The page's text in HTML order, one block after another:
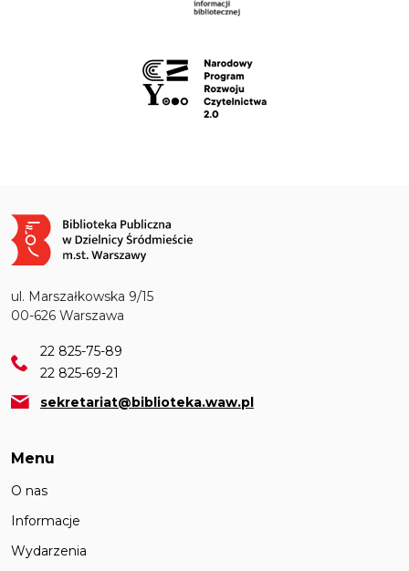
Obraz
ul. Marszałkowska 9/15
00-626 Warszawa
22 825-75-89
22 825-69-21
sekretariat@biblioteka.waw.pl
Menu
O nas
Informacje
Wydarzenia